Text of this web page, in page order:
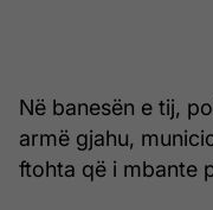
Në banesën e tij,
armë gjahu,
ftohta që i mbante